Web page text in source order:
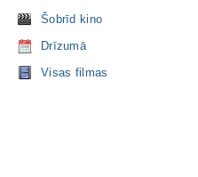
Šobrīd kino
Drīzumā
Visas filmas